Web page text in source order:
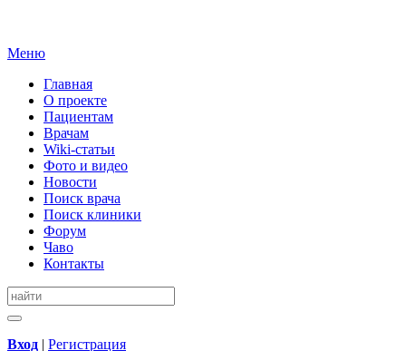
Меню
Главная
О проекте
Пациентам
Врачам
Wiki-статьи
Фото и видео
Новости
Поиск врача
Поиск клиники
Форум
Чаво
Контакты
Вход | Регистрация